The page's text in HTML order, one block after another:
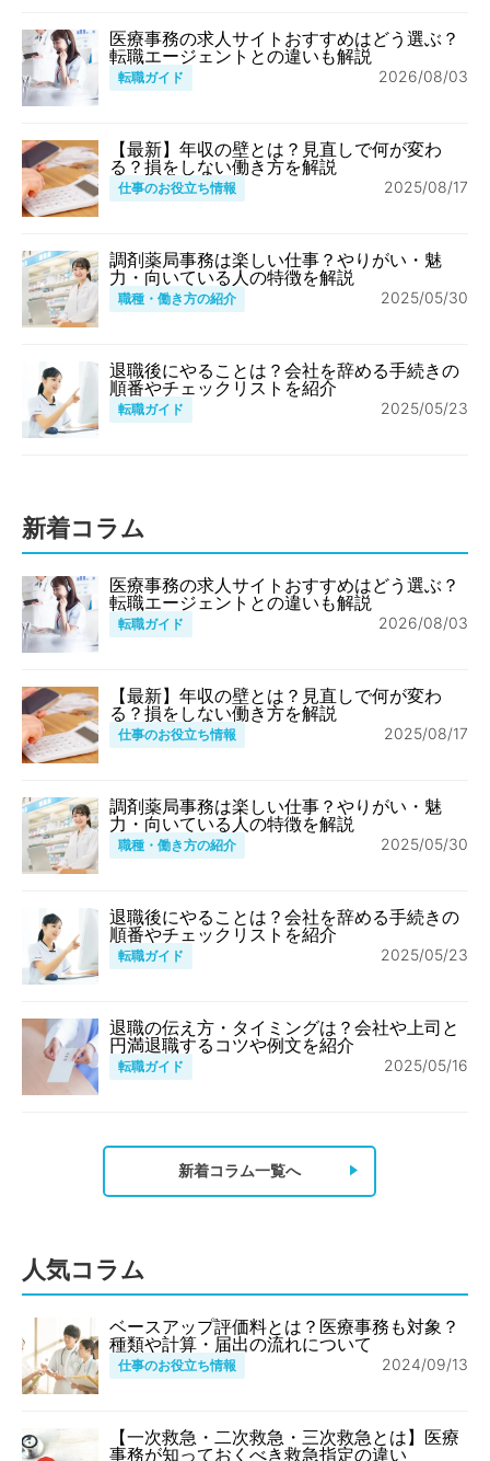
医療事務の求人サイトおすすめはどう選ぶ？
転職エージェントとの違いも解説
転職ガイド 2026/08/03
【最新】年収の壁とは？見直しで何が変わ
る？損をしない働き方を解説
仕事のお役立ち情報 2025/08/17
調剤薬局事務は楽しい仕事？やりがい・魅
力・向いている人の特徴を解説
職種・働き方の紹介 2025/05/30
退職後にやることは？会社を辞める手続きの
順番やチェックリストを紹介
転職ガイド 2025/05/23
新着コラム
医療事務の求人サイトおすすめはどう選ぶ？
転職エージェントとの違いも解説
転職ガイド 2026/08/03
【最新】年収の壁とは？見直しで何が変わ
る？損をしない働き方を解説
仕事のお役立ち情報 2025/08/17
調剤薬局事務は楽しい仕事？やりがい・魅
力・向いている人の特徴を解説
職種・働き方の紹介 2025/05/30
退職後にやることは？会社を辞める手続きの
順番やチェックリストを紹介
転職ガイド 2025/05/23
退職の伝え方・タイミングは？会社や上司と
円満退職するコツや例文を紹介
転職ガイド 2025/05/16
新着コラム一覧へ
人気コラム
ベースアップ評価料とは？医療事務も対象？
種類や計算・届出の流れについて
仕事のお役立ち情報 2024/09/13
【一次救急・二次救急・三次救急とは】医療
事務が知っておくべき救急指定の違い